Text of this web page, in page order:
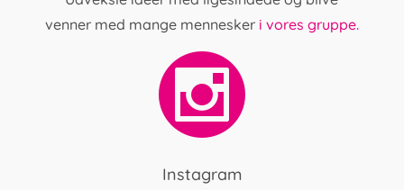
venner med mange mennesker i vores gruppe.
Instagram